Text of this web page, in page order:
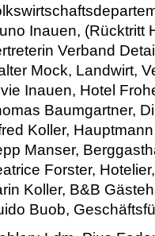
Inauen, (Rücktritt
Verband
Mock, Landwirt,
Inauen, Hotel
Baumgartner,
Koller,
Manser,
Forster,
Koller, B&B
Buob,